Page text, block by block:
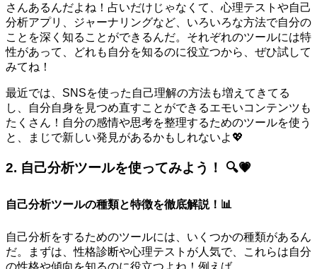
さんあるんだよね！占いだけじゃなくて、心理テストや自己
分析アプリ、ジャーナリングなど、いろいろな方法で自分の
ことを深く知ることができるんだ。それぞれのツールには特
性があって、どれも自分を知るのに役立つから、ぜひ試して
みてね！
最近では、SNSを使った自己理解の方法も増えてきてる
し、自分自身を見つめ直すことができるエモいコンテンツも
たくさん！自分の感情や思考を整理するためのツールを使う
と、まじで新しい発見があるかもしれないよ💖
2. 自己分析ツールを使ってみよう！ 🔍💗
自己分析ツールの種類と特徴を徹底解説！📊
自己分析をするためのツールには、いくつかの種類があるん
だ。まずは、性格診断や心理テストが人気で、これらは自分
の性格や傾向を知るのに役立つよね！例えば